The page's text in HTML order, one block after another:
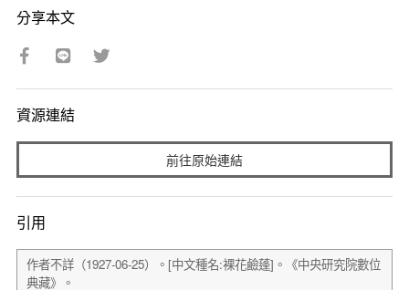
分享本文
資源連結
前往原始連結
引用